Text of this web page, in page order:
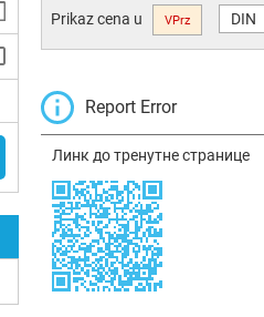
Prikaz cena u VPrz DIN
Report Error
Линк до тренутне странице